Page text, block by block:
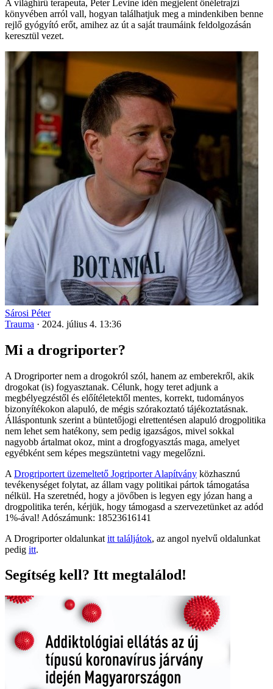
A világhírű terapeuta, Peter Levine idén megjelent önéletrajzi
könyvében arról vall, hogyan találhatjuk meg a mindenkiben benne
rejlő gyógyító erőt, amihez az út a saját traumáink feldolgozásán
keresztül vezet.
Sárosi Péter
Trauma · 2024. július 4. 13:36
Mi a drogriporter?
A Drogriporter nem a drogokról szól, hanem az emberekről, akik
drogokat (is) fogyasztanak. Célunk, hogy teret adjunk a
megbélyegzéstől és előítéletektől mentes, korrekt, tudományos
bizonyítékokon alapuló, de mégis szórakoztató tájékoztatásnak.
Álláspontunk szerint a büntetőjogi elrettentésen alapuló drogpolitika
nem lehet sem hatékony, sem pedig igazságos, mivel sokkal
nagyobb ártalmat okoz, mint a drogfogyasztás maga, amelyet
egyébként sem képes megszüntetni vagy megelőzni.
A Drogriportert üzemeltető Jogriporter Alapítvány közhasznú
tevékenységet folytat, az állam vagy politikai pártok támogatása
nélkül. Ha szeretnéd, hogy a jövőben is legyen egy józan hang a
drogpolitika terén, kérjük, hogy támogasd a szervezetünket az adód
1%-ával! Adószámunk: 18523616141
A Drogriporter oldalunkat itt találjátok, az angol nyelvű oldalunkat
pedig itt.
Segítség kell? Itt megtalálod!